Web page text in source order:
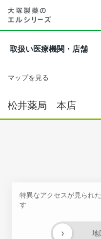
取扱い医療機関・店舗
マップを見る
松井薬局 本店
特異なアクセスが見られ
す
地
›